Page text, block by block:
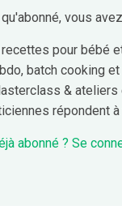
qu'abonné, vous
pour bébé
batch cooking
& ateliers
répondent
abonné ? Se